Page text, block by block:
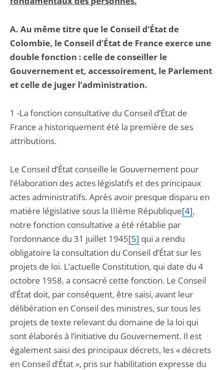
A. Au même titre que le Conseil d’État de
Colombie, le Conseil d’État de France exerce une
double fonction : celle de conseiller le
Gouvernement et, accessoirement, le Parlement
et celle de juger l’administration.
1 -La fonction consultative du Conseil d’État de
France a historiquement été la première de ses
attributions.
Le Conseil d’État conseille le Gouvernement pour
l’élaboration des actes législatifs et des principaux
actes administratifs. Après avoir presque disparu en
matière législative sous la IIIème République[4],
notre fonction consultative a été rétablie par
l’ordonnance du 31 juillet 1945[5] qui a rendu
obligatoire la consultation du Conseil d’État sur les
projets de loi. L’actuelle Constitution, qui date du 4
octobre 1958, a consacré cette fonction. Le Conseil
d’État doit, par conséquent, être saisi, avant leur
délibération en Conseil des ministres, sur tous les
projets de texte relevant du domaine de la loi qui
sont élaborés à l’initiative du Gouvernement. Il est
également saisi des principaux décrets, les « décrets
en Conseil d’État », pris sur habilitation expresse du